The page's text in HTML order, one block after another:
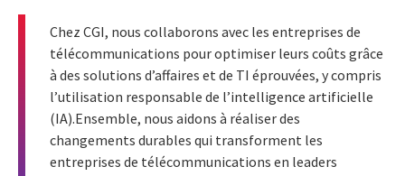
Chez CGI, nous collaborons avec les entreprises de
télécommunications pour optimiser leurs coûts grâce
à des solutions d’affaires et de TI éprouvées, y compris
l’utilisation responsable de l’intelligence artificielle
(IA).Ensemble, nous aidons à réaliser des
changements durables qui transforment les
entreprises de télécommunications en leaders